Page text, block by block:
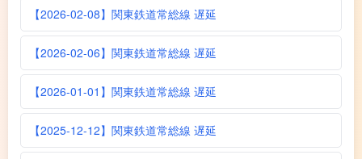
【2026-02-08】関東鉄道常総線 遅延
【2026-02-06】関東鉄道常総線 遅延
【2026-01-01】関東鉄道常総線 遅延
【2025-12-12】関東鉄道常総線 遅延